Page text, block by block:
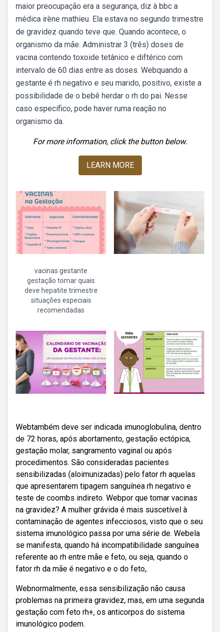
maior preocupação era a segurança, diz à bbc a
médica irène mathieu. Ela estava no segundo trimestre
de gravidez quando teve que. Quando acontece, o
organismo da mãe. Administrar 3 (três) doses de
vacina contendo toxoide tetânico e diftérico com
intervalo de 60 dias entre as doses. Webquando a
gestante é rh negativo e seu marido, positivo, existe a
possibilidade de o bebê herdar o rh do pai. Nesse
caso específico, pode haver ruma reação no
organismo da.
For more information, click the button below.
LEARN MORE
vacinas gestante
gestação tomar quais
deve hepatite trimestre
situações especiais
recomendadas
Webtambém deve ser indicada imunoglobulina, dentro
de 72 horas, após abortamento, gestação ectópica,
gestação molar, sangramento vaginal ou após
procedimentos. São consideradas pacientes
sensibilizadas (aloimunizadas) pelo fator rh aquelas
que apresentarem tipagem sanguínea rh negativo e
teste de coombs indireto. Webpor que tomar vacinas
na gravidez? A mulher grávida é mais suscetível à
contaminação de agentes infecciosos, visto que o seu
sistema imunológico passa por uma série de. Webela
se manifesta, quando há incompatibilidade sanguínea
referente ao rh entre mãe e feto, ou seja, quando o
fator rh da mãe é negativo e o do feto,.
Webnormalmente, essa sensibilização não causa
problemas na primeira gravidez, mas, em uma segunda
gestação com feto rh+, os anticorpos do sistema
imunológico podem.